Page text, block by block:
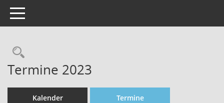
Toggle navigation
Rechercheauswahl
Termine 2023
Kalender Termine